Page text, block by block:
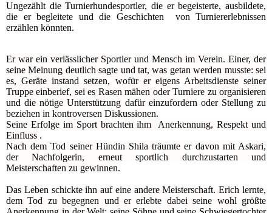
Ungezählt die Turnierhundesportler, die er begeisterte, ausbildete,
die er begleitete und die Geschichten von Turniererlebnissen
erzählen könnten.
Er war ein verlässlicher Sportler und Mensch im Verein. Einer, der
seine Meinung deutlich sagte und tat, was getan werden musste: sei
es, Geräte instand setzen, wofür er eigens Arbeitsdienste seiner
Truppe einberief, sei es Rasen mähen oder Turniere zu organisieren
und die nötige Unterstützung dafür einzufordern oder Stellung zu
beziehen in kontroversen Diskussionen.
Seine Erfolge im Sport brachten ihm Anerkennung, Respekt und
Einfluss .
Nach dem Tod seiner Hündin Shila träumte er davon mit Askari,
der Nachfolgerin, erneut sportlich durchzustarten und
Meisterschaften zu gewinnen.
Das Leben schickte ihn auf eine andere Meisterschaft. Erich lernte,
dem Tod zu begegnen und er erlebte dabei seine wohl größte